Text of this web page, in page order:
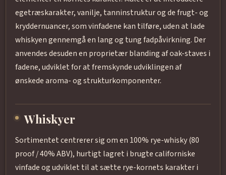
egetræskarakter, vanilje, tanninstruktur og de frugt- og
kryddernuancer, som vinfadene kan tilføre, uden at lade
whiskyen gennemgå en lang og tung fadpåvirkning. Der
anvendes desuden en proprietær blanding af oak-staves i
fadene, udviklet for at fremskynde udviklingen af
ønskede aroma- og strukturkomponenter.
Whiskyer
Sortimentet centrerer sig om en 100% rye-whisky (80
proof / 40% ABV), hurtigt lagret i brugte californiske
vinfade og udviklet til at sætte rye-kornets karakter i